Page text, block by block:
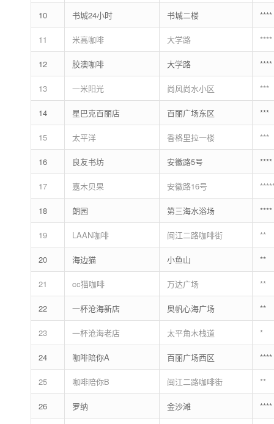
10 书城24小时 书城二楼 ****
11 米高咖啡 大学路 ****
12 胶澳咖啡 大学路 ****
13 一米阳光 尚风尚水小区 ***
14 星巴克百丽店 百丽广场东区 ***
15 太平洋 香格里拉一楼 ***
16 良友书坊 安徽路5号 ****
17 嘉木贝果 安徽路16号
18 朗园 第三海水浴场 ****
19 LAAN咖啡 闽江二路咖啡街 **
20 海边猫 小鱼山 **
21 cc猫咖啡 万达广场 **
22 一杯沧海新店 奥帆心海广场 **
23 一杯沧海老店 太平角木栈道 *
24 咖啡陪你A 百丽广场西区 ****
25 咖啡陪你B 闽江二路咖啡街 **
26 罗纳 金沙滩 ****